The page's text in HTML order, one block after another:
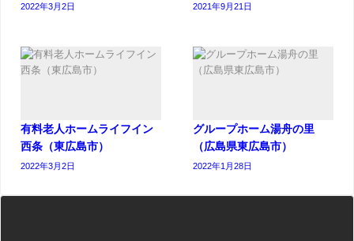
2022年3月2日 2021年9月21日
有料老人ホームライフイン
西条（東広島市）
2022年3月2日
グループホーム湯舟の里
（広島県東広島市）
2022年1月28日